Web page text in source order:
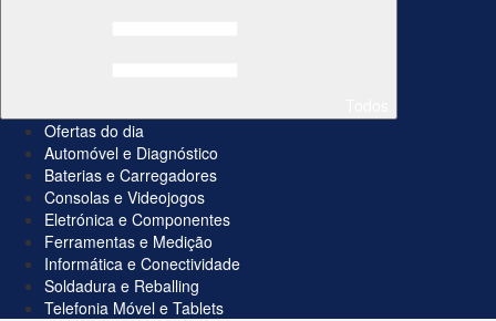
Ofertas do dia
Automóvel e Diagnóstico
Baterias e Carregadores
Consolas e Videojogos
Eletrónica e Componentes
Ferramentas e Medição
Informática e Conectividade
Soldadura e Reballing
Telefonia Móvel e Tablets